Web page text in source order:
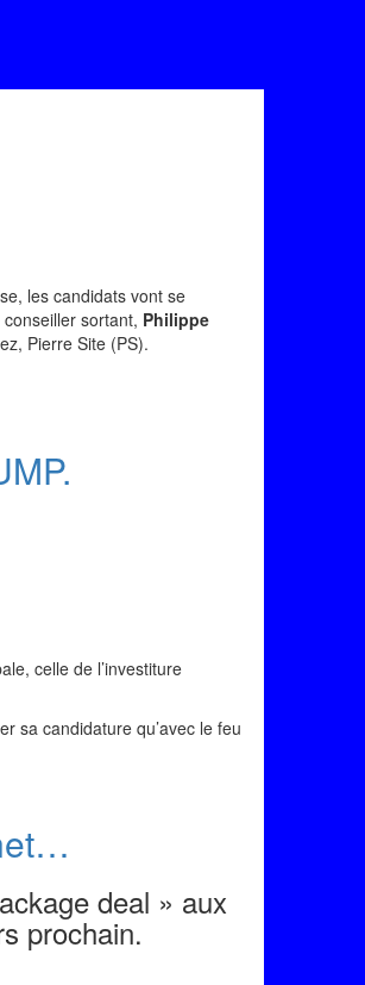
les candidats vont se
sortant, Philippe
Pierre Site (PS).
celle de l’investiture
sa candidature qu’avec le feu
deal » aux
prochain.